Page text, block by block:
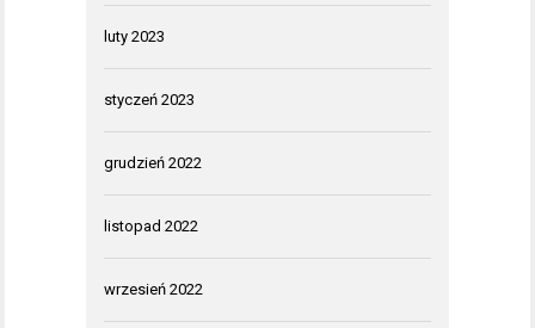
luty 2023
styczeń 2023
grudzień 2022
listopad 2022
wrzesień 2022